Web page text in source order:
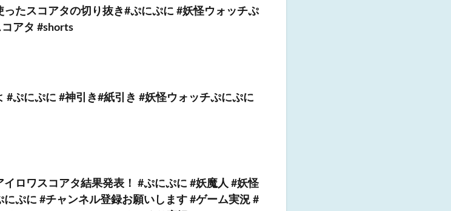
ったスコアタの切り抜き#ぷにぷに #妖怪ウォッチぷ
アタ #shorts
#ぷにぷに #神引き#紙引き #妖怪ウォッチぷにぷに
イロワスコアタ結果発表！ #ぷにぷに #妖魔人 #妖怪
にぷに #チャンネル登録お願いします #ゲーム実況 #